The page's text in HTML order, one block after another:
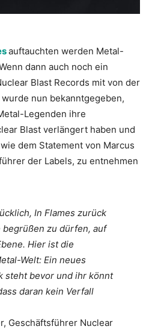
auftauchten werden Metal-
dann auch noch ein
Blast Records mit von der
nun bekanntgegeben,
Legenden ihre
Blast verlängert haben und
dem Statement von Marcus
der Labels, zu entnehmen
In Flames zurück
begrüßen zu dürfen, auf
Hier ist die
Welt: Ein neues
steht bevor und ihr könnt
daran kein Verfall
Geschäftsführer Nuclear